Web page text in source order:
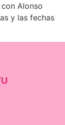
con Alonso
y las fechas